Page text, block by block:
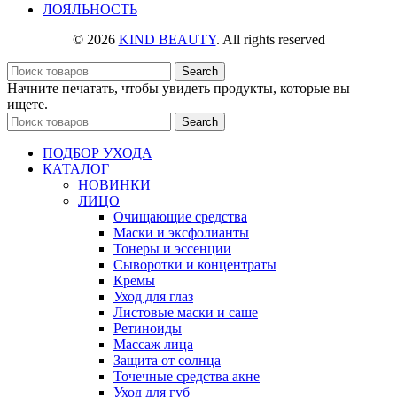
ЛОЯЛЬНОСТЬ
© 2026 KIND BEAUTY. All rights reserved
Search
Начните печатать, чтобы увидеть продукты, которые вы
ищете.
Search
ПОДБОР УХОДА
КАТАЛОГ
НОВИНКИ
ЛИЦО
Очищающие средства
Маски и эксфолианты
Тонеры и эссенции
Сыворотки и концентраты
Кремы
Уход для глаз
Листовые маски и саше
Ретиноиды
Массаж лица
Защита от солнца
Точечные средства акне
Уход для губ